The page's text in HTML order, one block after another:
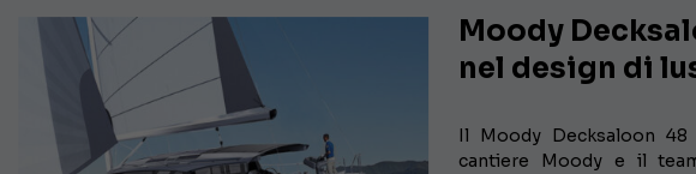
Moody
nel design di
Il Moody Decksaloon 48
cantiere Moody e il